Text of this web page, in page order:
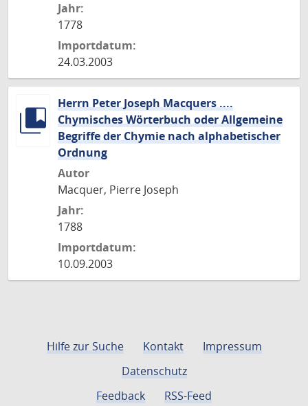
Jahr:
1778
Importdatum:
24.03.2003
Herrn Peter Joseph Macquers ....
Chymisches Wörterbuch oder Allgemeine
Begriffe der Chymie nach alphabetischer
Ordnung
Autor
Macquer, Pierre Joseph
Jahr:
1788
Importdatum:
10.09.2003
Hilfe zur Suche Kontakt
Impressum
Datenschutz
Feedback
RSS-Feed